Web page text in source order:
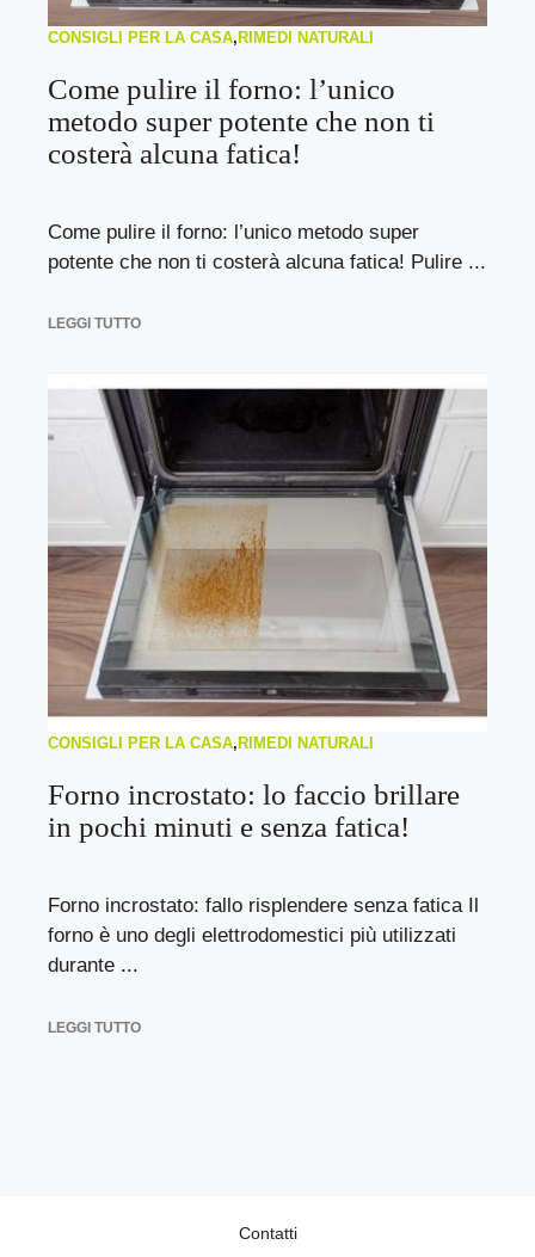
CONSIGLI PER LA CASA,RIMEDI NATURALI
Come pulire il forno: l’unico
metodo super potente che non ti
costerà alcuna fatica!
Come pulire il forno: l’unico metodo super
potente che non ti costerà alcuna fatica! Pulire ...
LEGGI TUTTO
CONSIGLI PER LA CASA, RIMEDI NATURALI
Forno incrostato: lo faccio brillare
in pochi minuti e senza fatica!
Forno incrostato: fallo risplendere senza fatica Il
forno è uno degli elettrodomestici più utilizzati
durante ...
LEGGI TUTTO
Contatti